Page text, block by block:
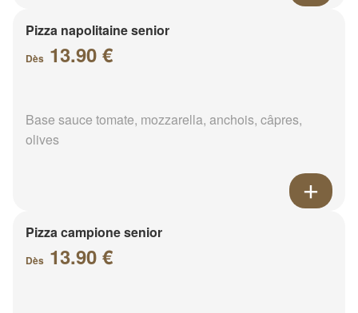
Pizza napolitaine senior
Dès 13.90 €
Base sauce tomate, mozzarella, anchois, câpres,
olives
Pizza campione senior
Dès 13.90 €